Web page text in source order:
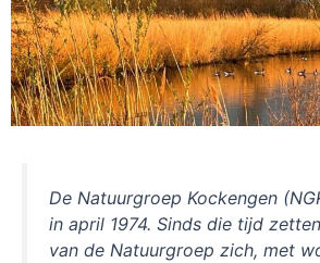
De Natuurgroep Kockengen
in april 1974. Sinds die tijd
van de Natuurgroep zich, met